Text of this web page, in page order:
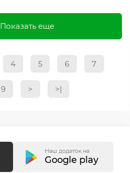
Показать еще
4 5 6 7
9 > >|
Наш додаток на
Google play